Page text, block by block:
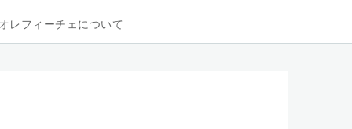
レフィーチェについて